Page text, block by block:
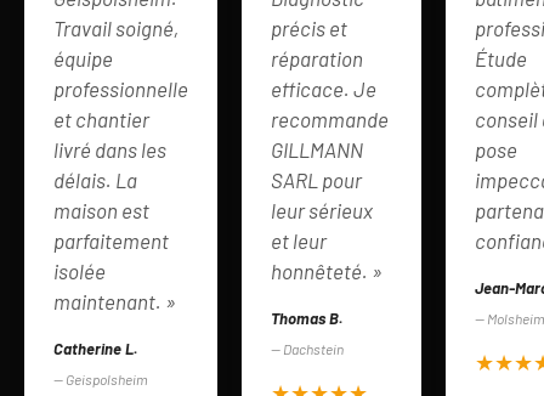
Travail soigné,
équipe
professionnelle
et chantier
livré dans les
délais. La
maison est
parfaitement
isolée
maintenant. »
Catherine L.
— Geispolsheim
précis et
réparation
efficace. Je
recommande
GILLMANN
SARL pour
leur sérieux
et leur
honnêteté. »
Thomas B.
— Dachstein
Étude
conseil
pose
Jean-
— Molsheim